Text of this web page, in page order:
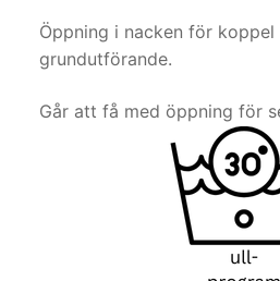
Öppning i nacken för koppel
grundutförande.
Går att få med öppning för